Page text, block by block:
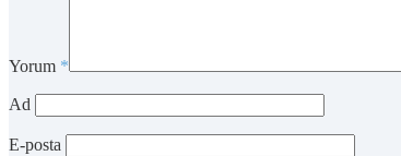
Yorum *
Ad
E-posta